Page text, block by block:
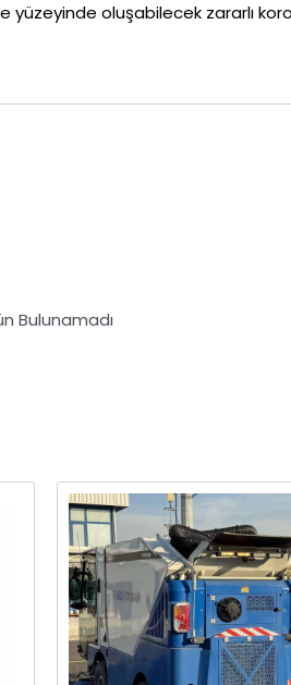
oluşabilecek zararlı
Bulunamadı